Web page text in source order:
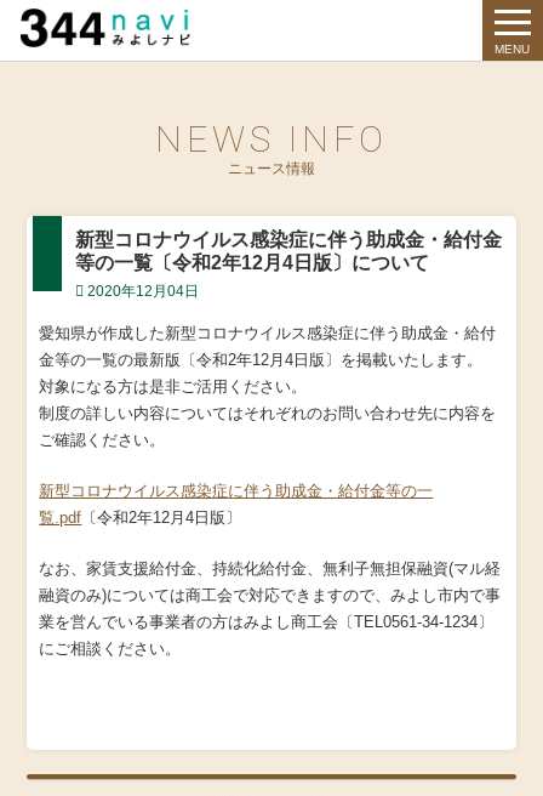
MENU
NEWS INFO
ニュース情報
新型コロナウイルス感染症に伴う助成金・給付金
等の一覧〔令和2年12月4日版〕について
2020年12月04日
愛知県が作成した新型コロナウイルス感染症に伴う助成金・給付
金等の一覧の最新版〔令和2年12月4日版〕を掲載いたします。
対象になる方は是非ご活用ください。
制度の詳しい内容についてはそれぞれのお問い合わせ先に内容を
ご確認ください。
新型コロナウイルス感染症に伴う助成金・給付金等の一
覧.pdf 〔令和2年12月4日版〕
なお、家賃支援給付金、持続化給付金、無利子無担保融資(マル経
融資のみ)については商工会で対応できますので、みよし市内で事
業を営んでいる事業者の方はみよし商工会〔TEL0561-34-1234〕
にご相談ください。